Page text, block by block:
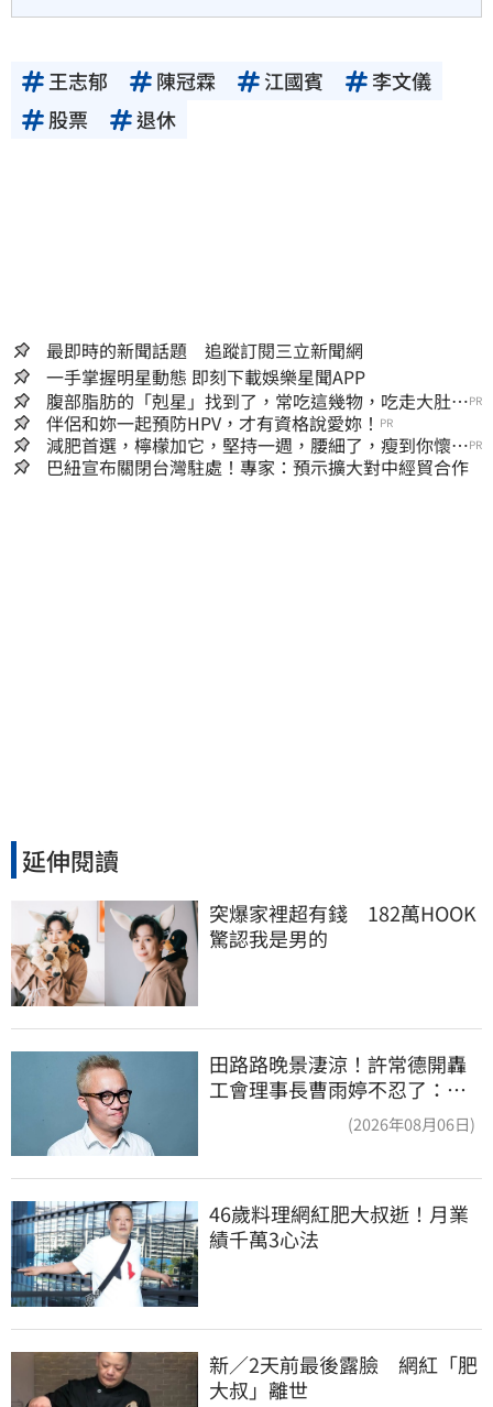
王志郁 陳冠霖 江國賓
李文儀
股票
退休
最即時的新聞話題 追蹤訂閱三立新聞網
一手掌握明星動態 即刻下載娛樂星聞APP
腹部脂肪的「剋星」找到了，常吃這幾物，吃走大肚
囊，瘦出小蠻腰
PR
伴侶和妳一起預防HPV，才有資格說愛妳！ PR
減肥首選，檸檬加它，堅持一週，腰細了，瘦到你懷疑
人生
PR
巴紐宣布關閉台灣駐處！專家：預示擴大對中經貿合作
延伸閱讀
突爆家裡超有錢　182萬HOOK
驚認我是男的
田路路晚景淒涼！許常德開轟
工會理事長曹雨婷不忍了：別
(2026年08月06日)
46歲料理網紅肥大叔逝！月業
績千萬3心法
新／2天前最後露臉　網紅「肥
大叔」離世